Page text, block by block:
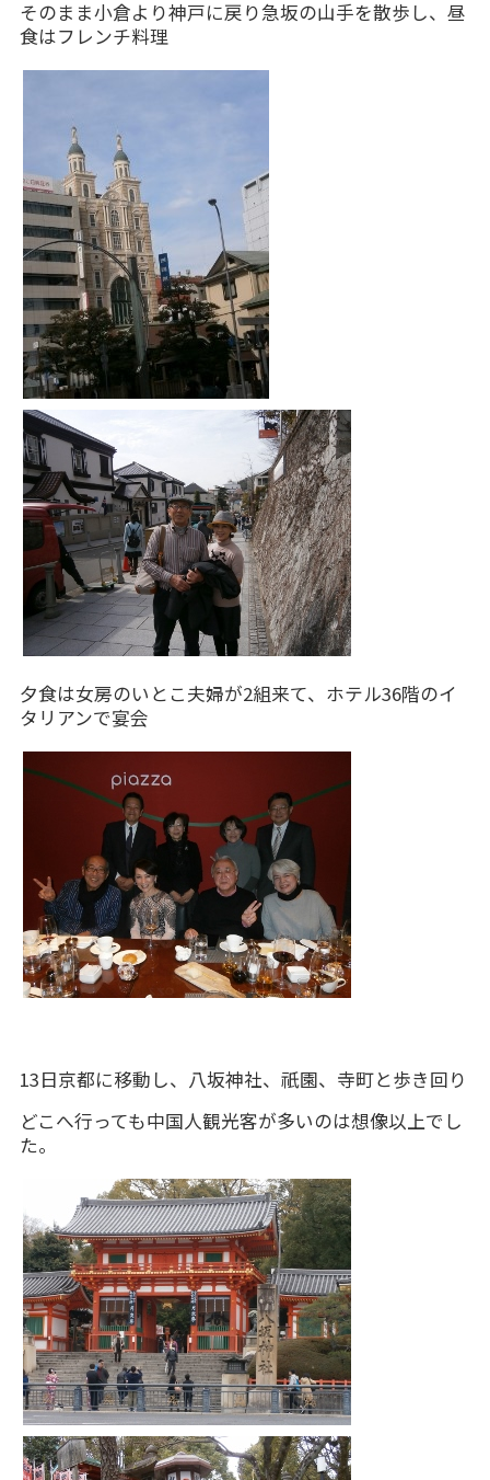
そのまま小倉より神戸に戻り急坂の山手を散歩し、昼
食はフレンチ料理
夕食は女房のいとこ夫婦が2組来て、ホテル36階のイ
タリアンで宴会
13日京都に移動し、八坂神社、祇園、寺町と歩き回り
どこへ行っても中国人観光客が多いのは想像以上でし
た。